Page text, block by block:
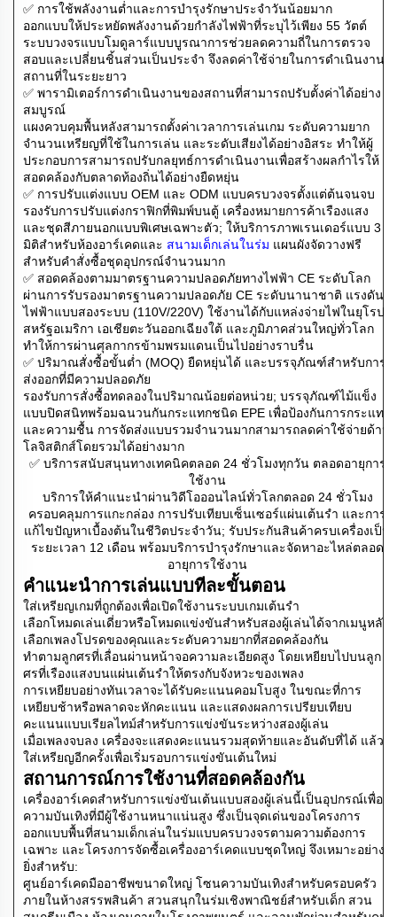
✅ การใช้พลังงานต่ำและการบำรุงรักษาประจำวันน้อยมาก
ออกแบบให้ประหยัดพลังงานด้วยกำลังไฟฟ้าที่ระบุไว้เพียง 55 วัตต์
ระบบวงจรแบบโมดูลาร์แบบบูรณาการช่วยลดความถี่ในการตรวจ
สอบและเปลี่ยนชิ้นส่วนเป็นประจำ จึงลดค่าใช้จ่ายในการดำเนินงาน
สถานที่ในระยะยาว
✅ พารามิเตอร์การดำเนินงานของสถานที่สามารถปรับตั้งค่าได้อย่าง
สมบูรณ์
แผงควบคุมพื้นหลังสามารถตั้งค่าเวลาการเล่นเกม ระดับความยาก
จำนวนเหรียญที่ใช้ในการเล่น และระดับเสียงได้อย่างอิสระ ทำให้ผู้
ประกอบการสามารถปรับกลยุทธ์การดำเนินงานเพื่อสร้างผลกำไรให้
สอดคล้องกับตลาดท้องถิ่นได้อย่างยืดหยุ่น
✅ การปรับแต่งแบบ OEM และ ODM แบบครบวงจรตั้งแต่ต้นจนจบ
รองรับการปรับแต่งกราฟิกที่พิมพ์บนตู้ เครื่องหมายการค้าเรืองแสง
และชุดสีภายนอกแบบพิเศษเฉพาะตัว; ให้บริการภาพเรนเดอร์แบบ 3
มิติสำหรับห้องอาร์เคดและ สนามเด็กเล่นในร่ม แผนผังจัดวางฟรี
สำหรับคำสั่งซื้อชุดอุปกรณ์จำนวนมาก
✅ สอดคล้องตามมาตรฐานความปลอดภัยทางไฟฟ้า CE ระดับโลก
ผ่านการรับรองมาตรฐานความปลอดภัย CE ระดับนานาชาติ แรงดัน
ไฟฟ้าแบบสองระบบ (110V/220V) ใช้งานได้กับแหล่งจ่ายไฟในยุโรป
สหรัฐอเมริกา เอเชียตะวันออกเฉียงใต้ และภูมิภาคส่วนใหญ่ทั่วโลก
ทำให้การผ่านศุลกากรข้ามพรมแดนเป็นไปอย่างราบรื่น
✅ ปริมาณสั่งซื้อขั้นต่ำ (MOQ) ยืดหยุ่นได้ และบรรจุภัณฑ์สำหรับการ
ส่งออกที่มีความปลอดภัย
รองรับการสั่งซื้อทดลองในปริมาณน้อยต่อหน่วย; บรรจุภัณฑ์ไม้แข็ง
แบบปิดสนิทพร้อมฉนวนกันกระแทกชนิด EPE เพื่อป้องกันการกระแทก
และความชื้น การจัดส่งแบบรวมจำนวนมากสามารถลดค่าใช้จ่ายด้าน
โลจิสติกส์โดยรวมได้อย่างมาก
✅ บริการสนับสนุนทางเทคนิคตลอด 24 ชั่วโมงทุกวัน ตลอดอายุการ
ใช้งาน
บริการให้คำแนะนำผ่านวิดีโอออนไลน์ทั่วโลกตลอด 24 ชั่วโมง
ครอบคลุมการแกะกล่อง การปรับเทียบเซ็นเซอร์แผ่นเต้นรำ และการ
แก้ไขปัญหาเบื้องต้นในชีวิตประจำวัน; รับประกันสินค้าครบเครื่องเป็น
ระยะเวลา 12 เดือน พร้อมบริการบำรุงรักษาและจัดหาอะไหล่ตลอด
อายุการใช้งาน
คำแนะนำการเล่นแบบทีละขั้นตอน
ใส่เหรียญเกมที่ถูกต้องเพื่อเปิดใช้งานระบบเกมเต้นรำ
เลือกโหมดเล่นเดี่ยวหรือโหมดแข่งขันสำหรับสองผู้เล่นได้จากเมนูหลัก
เลือกเพลงโปรดของคุณและระดับความยากที่สอดคล้องกัน
ทำตามลูกศรที่เลื่อนผ่านหน้าจอความละเอียดสูง โดยเหยียบไปบนลูก
ศรที่เรืองแสงบนแผ่นเต้นรำให้ตรงกับจังหวะของเพลง
การเหยียบอย่างทันเวลาจะได้รับคะแนนคอมโบสูง ในขณะที่การ
เหยียบช้าหรือพลาดจะหักคะแนน และแสดงผลการเปรียบเทียบ
คะแนนแบบเรียลไทม์สำหรับการแข่งขันระหว่างสองผู้เล่น
เมื่อเพลงจบลง เครื่องจะแสดงคะแนนรวมสุดท้ายและอันดับที่ได้ แล้ว
ใส่เหรียญอีกครั้งเพื่อเริ่มรอบการแข่งขันเต้นใหม่
สถานการณ์การใช้งานที่สอดคล้องกัน
เครื่องอาร์เคดสำหรับการแข่งขันเต้นแบบสองผู้เล่นนี้เป็นอุปกรณ์เพื่อ
ความบันเทิงที่มีผู้ใช้งานหนาแน่นสูง ซึ่งเป็นจุดเด่นของโครงการ
ออกแบบพื้นที่สนามเด็กเล่นในร่มแบบครบวงจรตามความต้องการ
เฉพาะ และโครงการจัดซื้อเครื่องอาร์เคดแบบชุดใหญ่ จึงเหมาะอย่าง
ยิ่งสำหรับ:
ศูนย์อาร์เคดมืออาชีพขนาดใหญ่ โซนความบันเทิงสำหรับครอบครัว
ภายในห้างสรรพสินค้า สวนสนุกในร่มเชิงพาณิชย์สำหรับเด็ก สวน